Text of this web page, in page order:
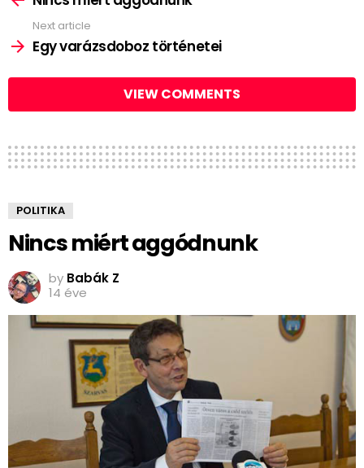
Next article
Egy varázsdoboz történetei
VIEW COMMENTS
POLITIKA
Nincs miért aggódnunk
by Babák Z
14 éve